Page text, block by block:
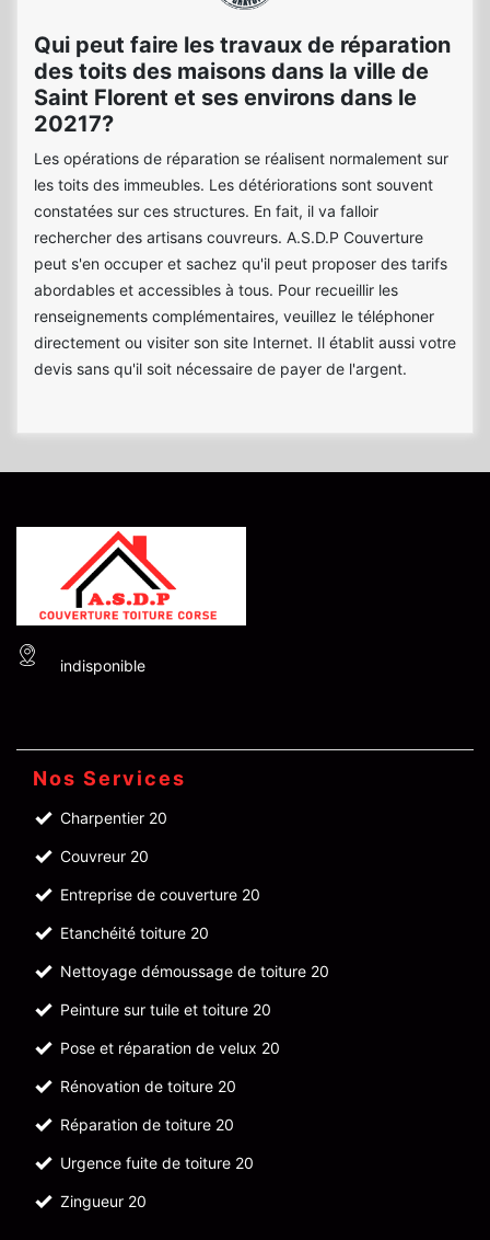
Qui peut faire les travaux de réparation
des toits des maisons dans la ville de
Saint Florent et ses environs dans le
20217?
Les opérations de réparation se réalisent normalement sur
les toits des immeubles. Les détériorations sont souvent
constatées sur ces structures. En fait, il va falloir
rechercher des artisans couvreurs. A.S.D.P Couverture
peut s'en occuper et sachez qu'il peut proposer des tarifs
abordables et accessibles à tous. Pour recueillir les
renseignements complémentaires, veuillez le téléphoner
directement ou visiter son site Internet. Il établit aussi votre
devis sans qu'il soit nécessaire de payer de l'argent.
indisponible
Nos Services
Charpentier 20
Couvreur 20
Entreprise de couverture 20
Etanchéité toiture 20
Nettoyage démoussage de toiture 20
Peinture sur tuile et toiture 20
Pose et réparation de velux 20
Rénovation de toiture 20
Réparation de toiture 20
Urgence fuite de toiture 20
Zingueur 20